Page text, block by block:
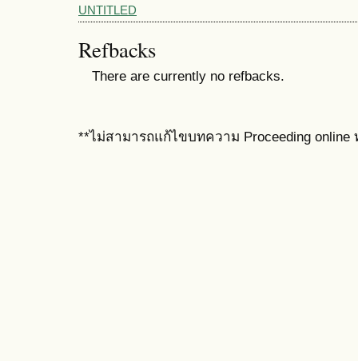
UNTITLED
Refbacks
There are currently no refbacks.
**ไม่สามารถแก้ไขบทความ Proceeding